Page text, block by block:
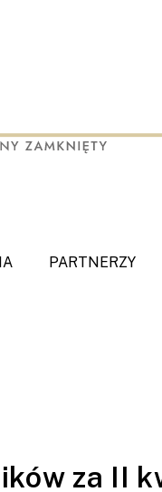
PARTNERZY
za II